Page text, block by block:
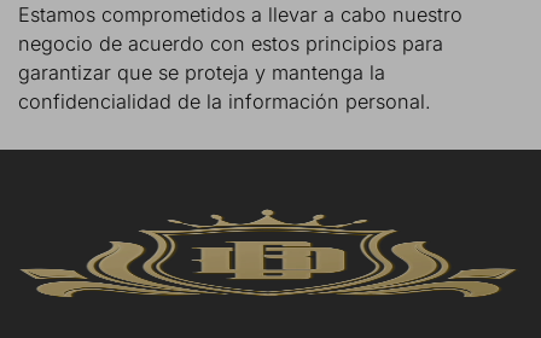
Estamos comprometidos a llevar a cabo nuestro
negocio de acuerdo con estos principios para
garantizar que se proteja y mantenga la
confidencialidad de la información personal.